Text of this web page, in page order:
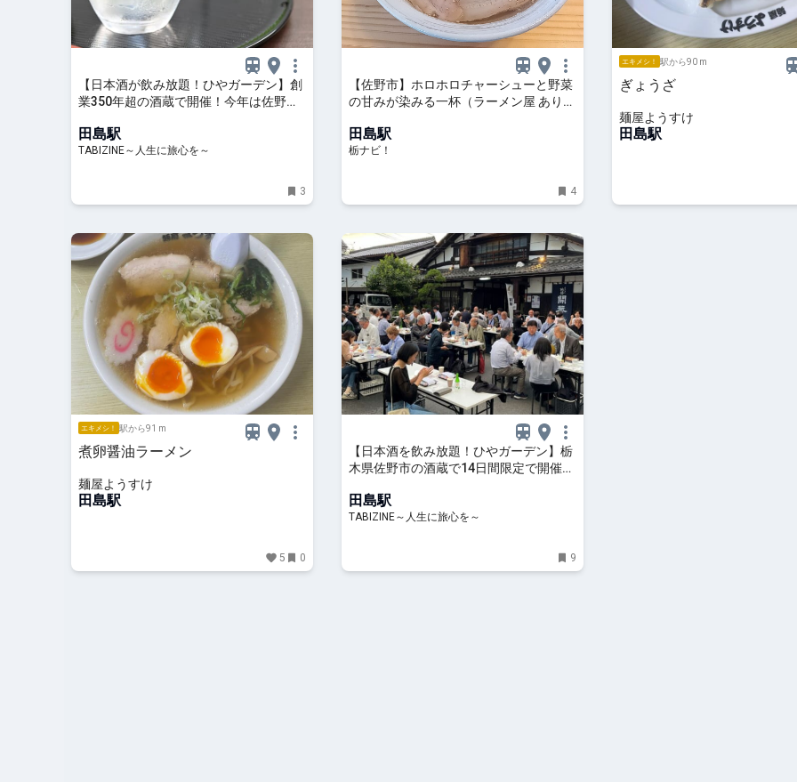
【日本酒が飲み放題！ひやガーデン】創
業350年超の酒蔵で開催！今年は佐野駅
～人生に旅心を～
田島駅
TABIZINE～人生に旅心を～
3
【佐野市】ホロホロチャーシューと野菜
の甘みが染みる一杯（ラーメン屋 ありが
ナビ！
田島駅
栃ナビ！
4
エキメシ！ 駅から90 m
ぎょうざ
麺屋ようすけ
田島駅
エキメシ！ 駅から91 m
煮卵醤油ラーメン
麺屋ようすけ
田島駅
5 0
【日本酒を飲み放題！ひやガーデン】栃
木県佐野市の酒蔵で14日間限定で開催！
田島駅
TABIZINE～人生に旅心を～
9